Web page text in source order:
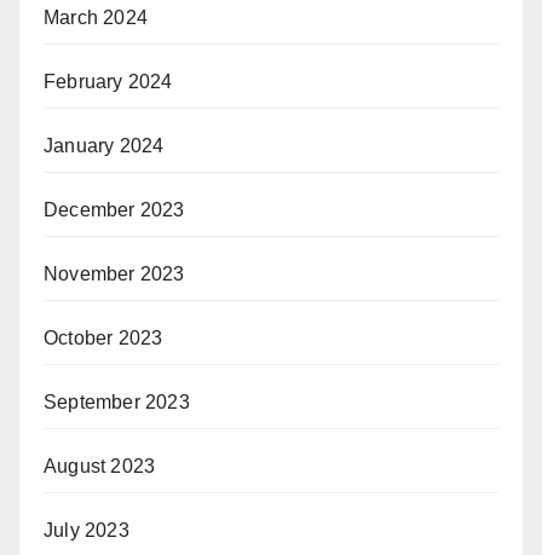
March 2024
February 2024
January 2024
December 2023
November 2023
October 2023
September 2023
August 2023
July 2023